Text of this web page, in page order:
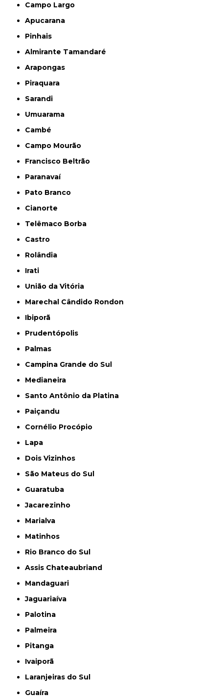
Campo Largo
Apucarana
Pinhais
Almirante Tamandaré
Arapongas
Piraquara
Sarandi
Umuarama
Cambé
Campo Mourão
Francisco Beltrão
Paranavaí
Pato Branco
Cianorte
Telêmaco Borba
Castro
Rolândia
Irati
União da Vitória
Marechal Cândido Rondon
Ibiporã
Prudentópolis
Palmas
Campina Grande do Sul
Medianeira
Santo Antônio da Platina
Paiçandu
Cornélio Procópio
Lapa
Dois Vizinhos
São Mateus do Sul
Guaratuba
Jacarezinho
Marialva
Matinhos
Rio Branco do Sul
Assis Chateaubriand
Mandaguari
Jaguariaíva
Palotina
Palmeira
Pitanga
Ivaiporã
Laranjeiras do Sul
Guaíra